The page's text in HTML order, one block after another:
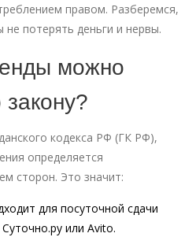
правом. Разберемся,
потерять деньги и нервы.
можно
кодекса РФ (ГК РФ),
определяется
сторон. Это значит:
для посуточной сдачи
или Avito.